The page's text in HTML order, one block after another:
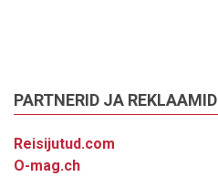
PARTNERID JA REKLAAMID
Reisijutud.com
O-mag.ch